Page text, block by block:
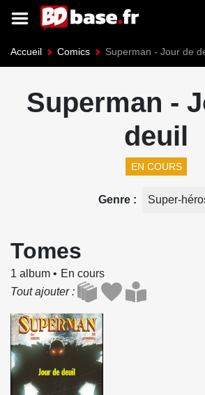
Accueil Comics Superman - Jour de
Superman -
deuil
EN COURS
Genre Super-
Tomes
1 album
En cours
Tout ajouter